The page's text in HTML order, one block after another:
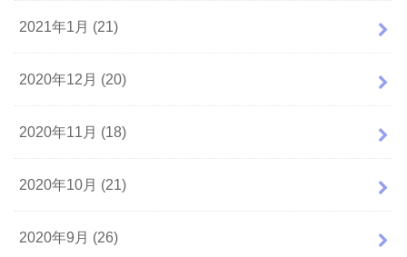
2021年1月 (21)
2020年12月 (20)
2020年11月 (18)
2020年10月 (21)
2020年9月 (26)